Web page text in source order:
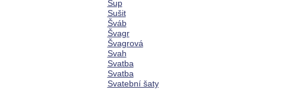
Sup
Sušit
Šváb
Švagr
Švagrová
Svah
Svatba
Svatba
Svatební šaty